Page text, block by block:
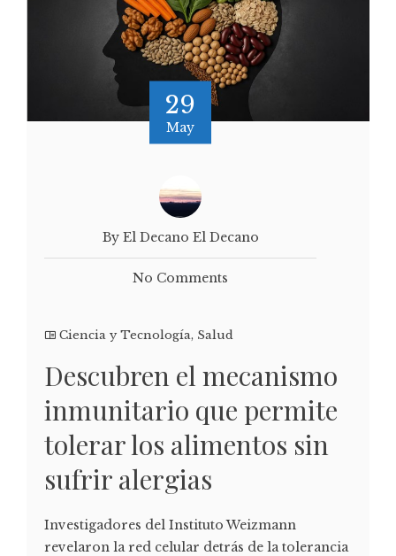
29
May
By El Decano El Decano
No Comments
Ciencia y Tecnología, Salud
Descubren el mecanismo
inmunitario que permite
tolerar los alimentos sin
sufrir alergias
Investigadores del Instituto Weizmann
revelaron la red celular detrás de la tolerancia